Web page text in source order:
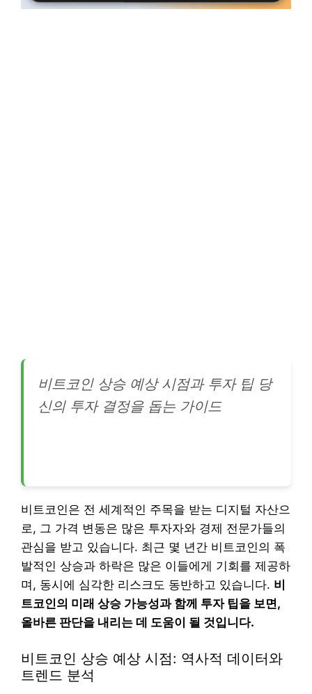
비트코인 상승 예상 시점과 투자 팁 당
신의 투자 결정을 돕는 가이드
비트코인은 전 세계적인 주목을 받는 디지털 자산으
로, 그 가격 변동은 많은 투자자와 경제 전문가들의
관심을 받고 있습니다. 최근 몇 년간 비트코인의 폭
발적인 상승과 하락은 많은 이들에게 기회를 제공하
며, 동시에 심각한 리스크도 동반하고 있습니다. 비
트코인의 미래 상승 가능성과 함께 투자 팁을 보면,
올바른 판단을 내리는 데 도움이 될 것입니다.
비트코인 상승 예상 시점: 역사적 데이터와
트렌드 분석